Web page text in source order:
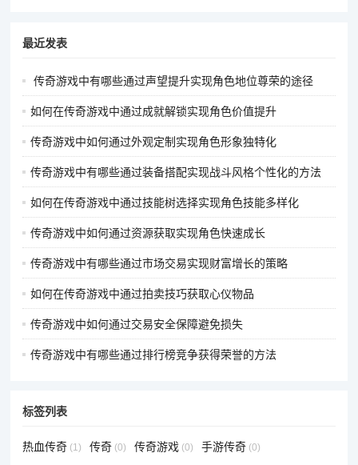
通过上述技巧的不断练习和应用，你可以在《传奇》游戏的PK战
版权声明：对5ST传奇资讯网内容有异议或投诉，请联系网站管
理员，我们将尽快回复您，谢谢合作！
最近发表
传奇游戏中有哪些通过声望提升实现角色地位尊荣的途径
如何在传奇游戏中通过成就解锁实现角色价值提升
传奇游戏中如何通过外观定制实现角色形象独特化
传奇游戏中有哪些通过装备搭配实现战斗风格个性化的方法
如何在传奇游戏中通过技能树选择实现角色技能多样化
传奇游戏中如何通过资源获取实现角色快速成长
传奇游戏中有哪些通过市场交易实现财富增长的策略
如何在传奇游戏中通过拍卖技巧获取心仪物品
传奇游戏中如何通过交易安全保障避免损失
传奇游戏中有哪些通过排行榜竞争获得荣誉的方法
标签列表
热血传奇 (1) 传奇 (0) 传奇游戏 (0) 手游传奇 (0)